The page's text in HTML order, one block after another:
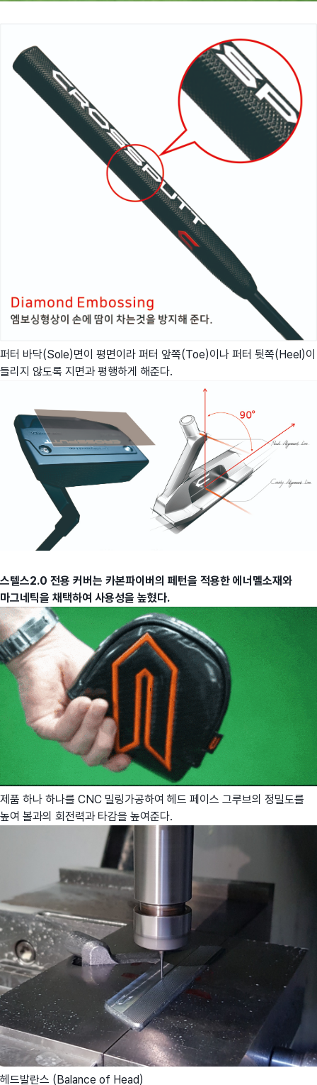
퍼터 바닥(Sole)면이 평면이라 퍼터 앞쪽(Toe)이나 퍼터 뒷쪽(Heel)이
들리지 않도록 지면과 평행하게 해준다.
스텔스2.0 전용 커버는 카본파이버의 페턴을 적용한 에너멜소재와
마그네틱을 채택하여 사용성을 높혔다.
제품 하나 하나를 CNC 밀링가공하여 헤드 페이스 그루브의 정밀도를
높여 볼과의 회전력과 타감을 높여준다.
헤드발란스 (Balance of Head)